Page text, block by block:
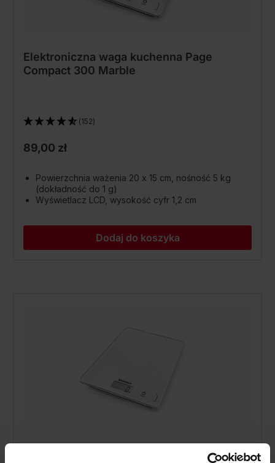
Elektroniczna waga kuchenna Page
Compact 300 Marble
(152)
89,00 zł
Powierzchnia ważenia 20 x 15 cm, nośność 5 kg
(dokładność do 1 g)
Wyświetlacz LCD, wysokość cyfr 1,2 cm
Dodaj do koszyka